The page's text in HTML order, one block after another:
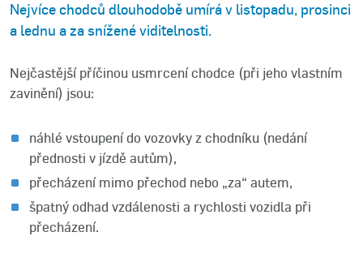
Nejvíce chodců dlouhodobě umírá v listopadu, prosinci
a lednu a za snížené viditelnosti.
Nejčastější příčinou usmrcení chodce (při jeho vlastním
zavinění) jsou:
náhlé vstoupení do vozovky z chodníku (nedání
přednosti v jízdě autům),
přecházení mimo přechod nebo „za“ autem,
špatný odhad vzdálenosti a rychlosti vozidla při
přecházení.